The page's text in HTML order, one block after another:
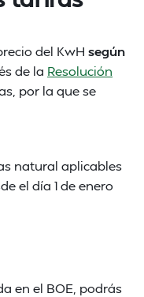
del KwH según
de la Resolución
por la que se
natural aplicables
el día 1 de enero
en el BOE, podrás